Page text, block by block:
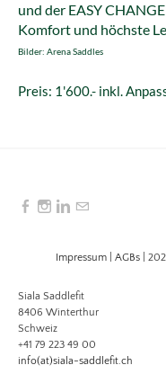
und der EASY
Komfort und höchste
Bilder: Arena Saddles​​
​Preis: 1'600.- inkl.
Impressum AGBs |
Siala Saddlefit
8406 Winterthur
Schweiz
+41 79 223 49 00
info(at)siala-saddlefit.ch